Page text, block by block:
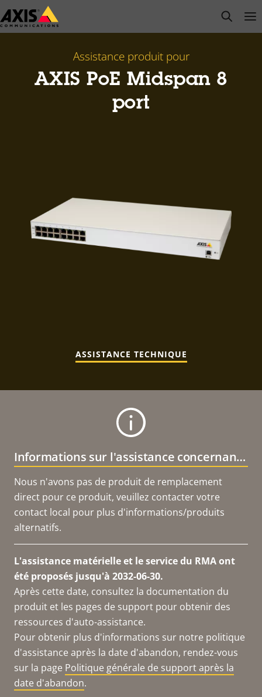
Passer
au
open
Assistance produit pour
AXIS PoE Midspan 8
port
ASSISTANCE TECHNIQUE
Informations sur l'assistance concernant le produit
Nous n'avons pas de produit de remplacement
direct pour ce produit, veuillez contacter votre
contact local pour plus d'informations/produits
alternatifs.
L'assistance matérielle et le service du RMA ont
été proposés jusqu'à 2032-06-30.
Après cette date, consultez la documentation du
produit et les pages de support pour obtenir des
ressources d'auto-assistance.
Pour obtenir plus d'informations sur notre politique
d'assistance après la date d'abandon, rendez-vous
sur la page Politique générale de support après la
date d'abandon.